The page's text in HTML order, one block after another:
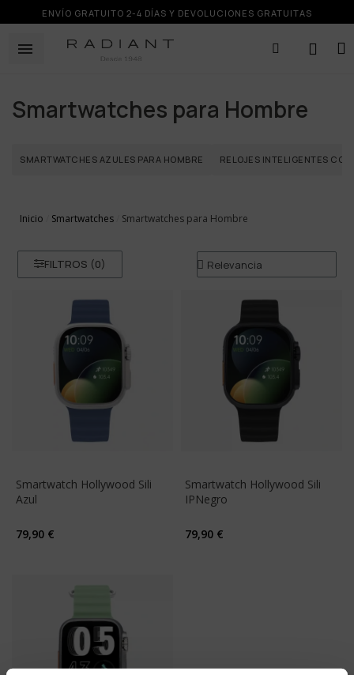
ENVÍO GRATUITO 2-4 DÍAS Y DEVOLUCIONES GRATUITAS
Smartwatches para Hombre
SMARTWATCHES AZULES PARA HOMBRE RELOJES INTELIGENTES
Inicio Smartwatches Smartwatches para Hombre
FILTROS (0)
Smartwatch Hollywood Sili
Azul
79,90 €
Smartwatch Hollywood Sili
IPNegro
79,90 €